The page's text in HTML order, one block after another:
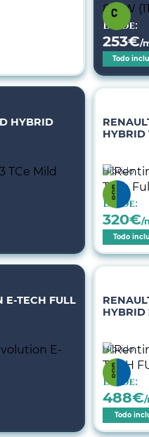
Desde:
253€/
Todo
HYBRID
HYBRID
Híbrido
Desde:
320€/
Todo
E-TECH FULL
HYBRID
Híbrido
Desde:
488€/
Todo